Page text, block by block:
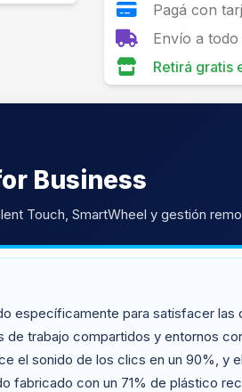
Pagá con
Envío a todo
Retirá gratis
Business
Touch, SmartWheel y gestión
específicamente para satisfacer las
trabajo compartidos y entornos
el sonido de los clics en un 90%, y
fabricado con un 71% de plástico